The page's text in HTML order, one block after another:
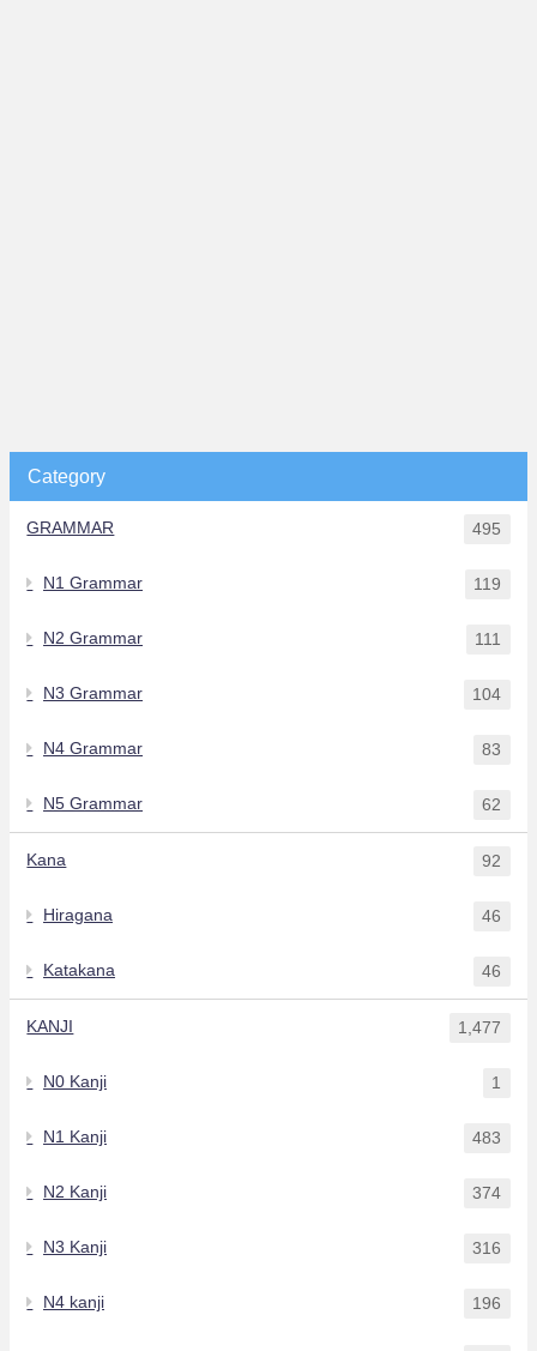
Category
GRAMMAR 495
N1 Grammar 119
N2 Grammar 111
N3 Grammar 104
N4 Grammar 83
N5 Grammar 62
Kana 92
Hiragana 46
Katakana 46
KANJI 1,477
N0 Kanji 1
N1 Kanji 483
N2 Kanji 374
N3 Kanji 316
N4 kanji 196